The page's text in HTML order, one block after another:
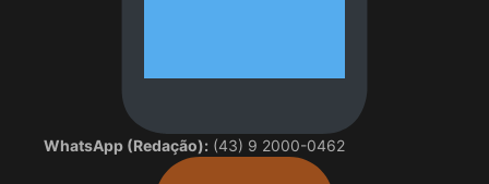
WhatsApp (Redação): (43) 9 2000-0462